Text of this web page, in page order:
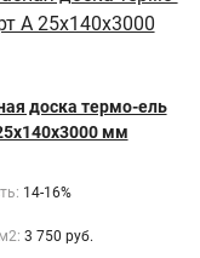
доска термо-ель
мм
14-16%
3 750 руб.